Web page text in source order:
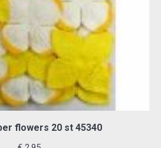
flowers 20 st 45340